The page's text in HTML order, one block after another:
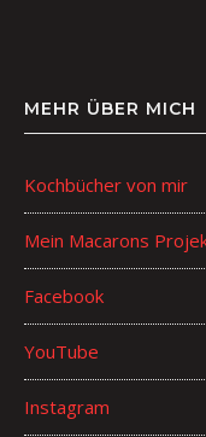
MEHR ÜBER MICH
Kochbücher von mir
Mein Macarons
Facebook
YouTube
Instagram